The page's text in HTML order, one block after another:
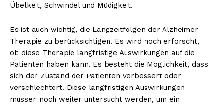
Übelkeit, Schwindel und Müdigkeit.
Es ist auch wichtig, die Langzeitfolgen der Alzheimer-
Therapie zu berücksichtigen. Es wird noch erforscht,
ob diese Therapie langfristige Auswirkungen auf die
Patienten haben kann. Es besteht die Möglichkeit, dass
sich der Zustand der Patienten verbessert oder
verschlechtert. Diese langfristigen Auswirkungen
müssen noch weiter untersucht werden, um ein